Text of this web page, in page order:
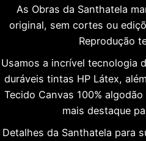
As Obras da Santhatela
original, sem cortes ou
Reprodução
Usamos a incrível tecnologia
duráveis tintas HP Látex,
Tecido Canvas 100%
mais destaque
Detalhes da Santhatela para